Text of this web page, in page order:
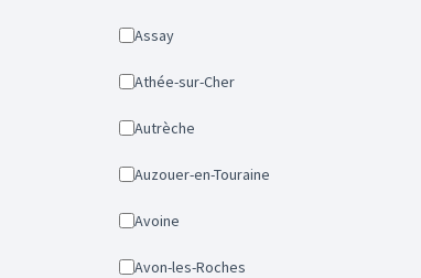
Assay
Athée-sur-Cher
Autrèche
Auzouer-en-Touraine
Avoine
Avon-les-Roches